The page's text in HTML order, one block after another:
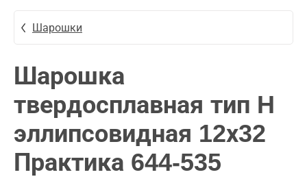
Шарошки
Шарошка
твердосплавная тип H
эллипсовидная 12х32
Практика 644-535